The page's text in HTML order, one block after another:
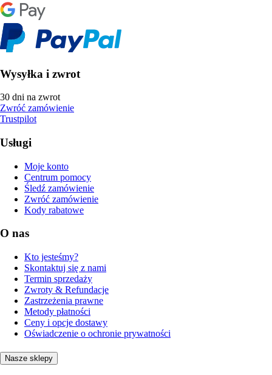
Wysyłka i zwrot
30 dni na zwrot
Zwróć zamówienie
Trustpilot
Usługi
Moje konto
Centrum pomocy
Śledź zamówienie
Zwróć zamówienie
Kody rabatowe
O nas
Kto jesteśmy?
Skontaktuj się z nami
Termin sprzedaży
Zwroty & Refundacje
Zastrzeżenia prawne
Metody płatności
Ceny i opcje dostawy
Oświadczenie o ochronie prywatności
Nasze sklepy